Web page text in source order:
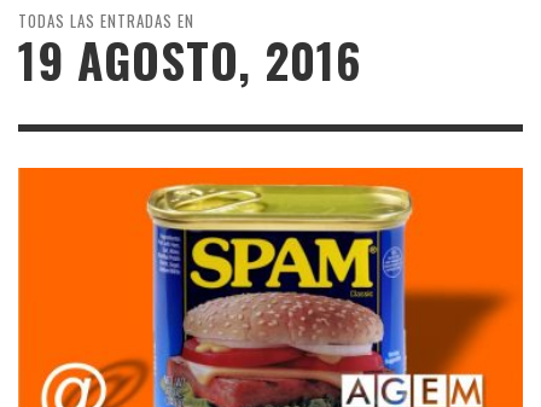
TODAS LAS ENTRADAS EN
19 AGOSTO, 2016